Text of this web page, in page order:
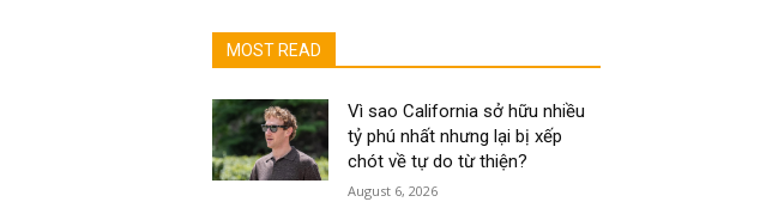
MOST READ
Vì sao California sở hữu nhiều
tỷ phú nhất nhưng lại bị xếp
chót về tự do từ thiện?
August 6, 2026